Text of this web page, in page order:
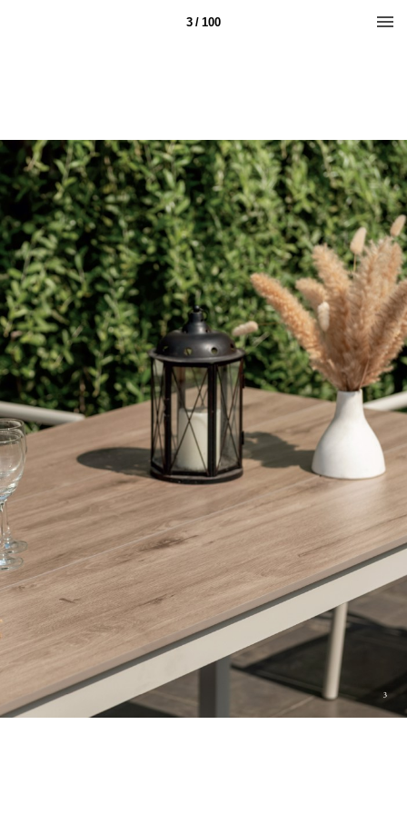
3 / 100